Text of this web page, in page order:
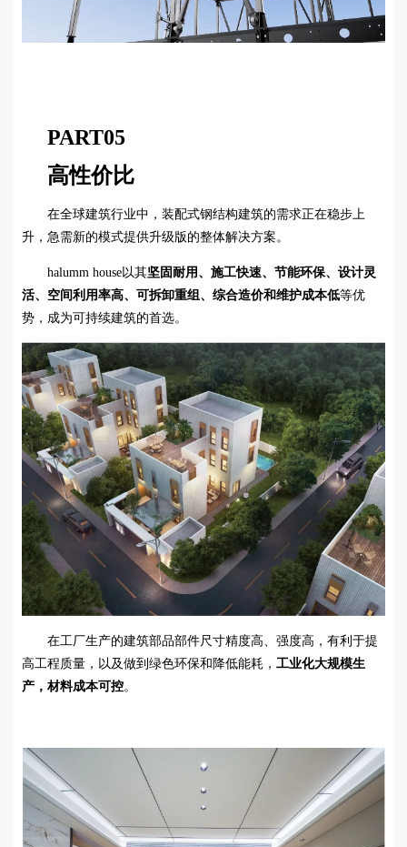
PART05
高性价比
在全球建筑行业中，装配式钢结构建筑的需求正在稳步上
升，急需新的模式提供升级版的整体解决方案。
halumm house以其坚固耐用、施工快速、节能环保、设计灵
活、空间利用率高、可拆卸重组、综合造价和维护成本低等优
势，成为可持续建筑的首选。
在工厂生产的建筑部品部件尺寸精度高、强度高，有利于提
高工程质量，以及做到绿色环保和降低能耗， 工业化大规模生
产，材料成本可控。